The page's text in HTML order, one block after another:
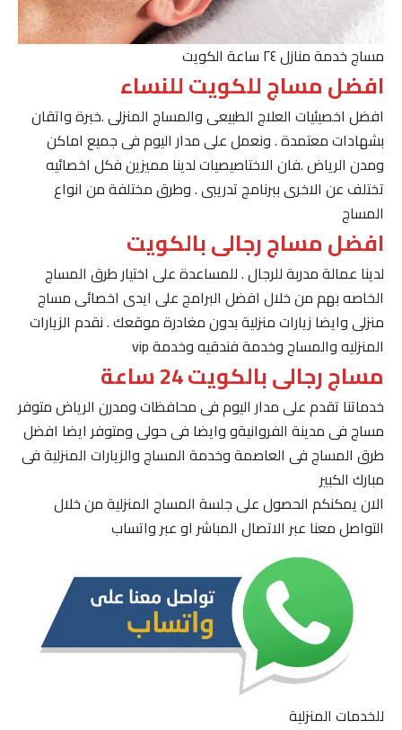
مساج خدمة منازل ٢٤ ساعة الكويت
افضل مساج للكويت للنساء
افضل اخصيئيات العلاج الطبيعى والمساج المنزلى .خبرة واتقان
بشهادات معتمدة . ونعمل على مدار اليوم فى جميع اماكن
ومدن الرياض .فان الاختاصيصيات لدينا مميزين فكل اخصائيه
تختلف عن الاخرى ببرنامج تدريبى . وطرق مختلفة من انواع
المساج
افضل مساج رجالى بالكويت
لدينا عمالة مدربة للرجال . للمساعدة على اختيار طرق المساج
الخاصه بهم من خلال افضل البرامج على ايدى اخصائى مساج
منزلى وايضا زيارات منزلية بدون مغادرة موقعك . نقدم الزيارات
المنزليه والمساج وخدمة فندقيه وخدمة vip
مساج رجالى بالكويت 24 ساعة
خدماتنا تقدم على مدار اليوم فى محافظات ومدرن الرياض متوفر
مساج فى مدينة الفروانيةو وايضا فى حولى ومتوفر ايضا افضل
طرق المساج فى العاصمة وخدمة المساج والزيارات المنزلية فى
مبارك الكبير
الان يمكنكم الحصول على جلسة المساج المنزلية من خلال
التواصل معنا عبر الاتصال المباشر او عبر واتساب
للخدمات المنزلية